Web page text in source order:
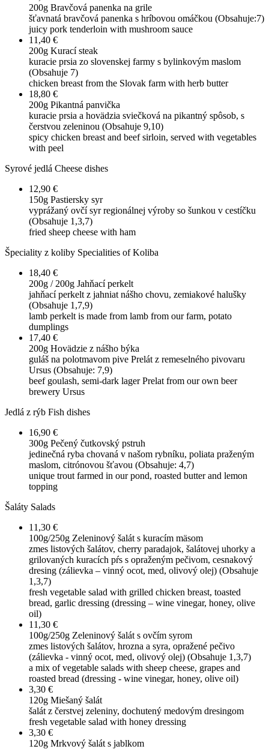
200g Bravčová panenka na grile
šťavnatá bravčová panenka s hríbovou omáčkou (Obsahuje:7)
juicy pork tenderloin with mushroom sauce
11,40 €
200g Kurací steak
kuracie prsia zo slovenskej farmy s bylinkovým maslom
(Obsahuje 7)
chicken breast from the Slovak farm with herb butter
18,80 €
200g Pikantná panvička
kuracie prsia a hovädzia sviečková na pikantný spôsob, s
čerstvou zeleninou (Obsahuje 9,10)
spicy chicken breast and beef sirloin, served with vegetables
with peel
Syrové jedlá Cheese dishes
12,90 €
150g Pastiersky syr
vyprážaný ovčí syr regionálnej výroby so šunkou v cestíčku
(Obsahuje 1,3,7)
fried sheep cheese with ham
Špeciality z koliby Specialities of Koliba
18,40 €
200g / 200g Jahňací perkelt
jahňací perkelt z jahniat nášho chovu, zemiakové halušky
(Obsahuje 1,7,9)
lamb perkelt is made from lamb from our farm, potato
dumplings
17,40 €
200g Hovädzie z nášho býka
guláš na polotmavom pive Prelát z remeselného pivovaru
Ursus (Obsahuje: 7,9)
beef goulash, semi-dark lager Prelat from our own beer
brewery Ursus
Jedlá z rýb Fish dishes
16,90 €
300g Pečený čutkovský pstruh
jedinečná ryba chovaná v našom rybníku, poliata praženým
maslom, citrónovou šťavou (Obsahuje: 4,7)
unique trout farmed in our pond, roasted butter and lemon
topping
Šaláty Salads
11,30 €
100g/250g Zeleninový šalát s kuracím mäsom
zmes listových šalátov, cherry paradajok, šalátovej uhorky a
grilovaných kuracích pŕs s opraženým pečivom, cesnakový
dresing (zálievka – vinný ocot, med, olivový olej) (Obsahuje
1,3,7)
fresh vegetable salad with grilled chicken breast, toasted
bread, garlic dressing (dressing – wine vinegar, honey, olive
oil)
11,30 €
100g/250g Zeleninový šalát s ovčím syrom
zmes listových šalátov, hrozna a syra, opražené pečivo
(zálievka - vinný ocot, med, olivový olej) (Obsahuje 1,3,7)
a mix of vegetable salads with sheep cheese, grapes and
roasted bread (dressing - wine vinegar, honey, olive oil)
3,30 €
120g Miešaný šalát
šalát z čerstvej zeleniny, dochutený medovým dresingom
fresh vegetable salad with honey dressing
3,30 €
120g Mrkvový šalát s jablkom